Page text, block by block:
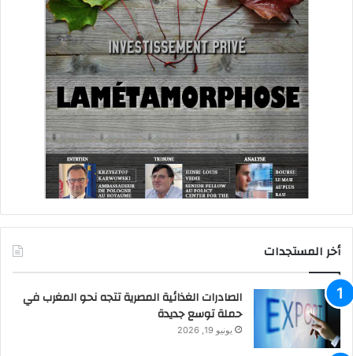
أخر المستجدات
الصادرات الغذائية المصرية تتجه نحو المغرب في
حملة توسع جديدة
يونيو 19, 2026